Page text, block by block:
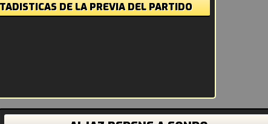
DE LA PREVIA DEL PARTIDO